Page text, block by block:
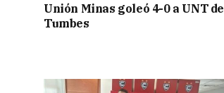
Unión Minas goleó 4-0 a UNT de
Tumbes